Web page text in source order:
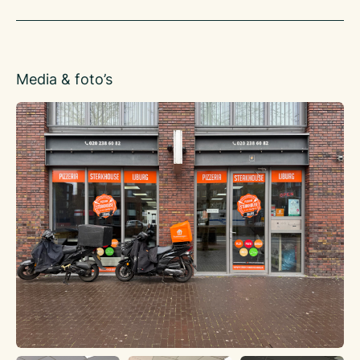
De sfeer is gezellig en relaxed. Iedereen voelt zich hier
maar ook voorbijgangers weten de zaak goed te vinden.
Op het menu staan allerlei soorten pizza’s en pasta’s van
bekende klassiekers tot lekkere
verrassingen. Alles wordt vers gemaakt en je merkt dat
meteen aan de smaak.
Wat ook fijn is: de service is snel en vriendelijk. Of je nu in het
restaurant eet of thuis, de kwaliteit blijft
top. Bij Pizza Pasta’s IJburg krijg je gewoon goed eten voor
een goede prijs.
https://pizzaijburg.foodticket.nl/
Via de glazen entree aan de voorzijde stap je direct de warme
en moderne pizzeria binnen. De zaak is
overzichtelijk ingedeeld met een ruime balie aan de
rechterzijde, waar bestellingen worden opgenomen en
gerechten vers bereid worden in de open keuken. De
Media & foto’s